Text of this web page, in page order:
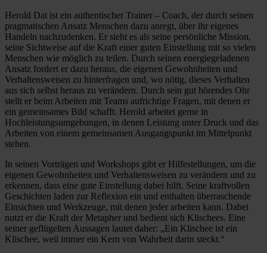
Herold Dat ist ein authentischer Trainer – Coach, der durch seinen
pragmatischen Ansatz Menschen dazu anregt, über ihr eigenes
Handeln nachzudenken. Er sieht es als seine persönliche Mission,
seine Sichtweise auf die Kraft einer guten Einstellung mit so vielen
Menschen wie möglich zu teilen. Durch seinen energiegeladenen
Ansatz fordert er dazu heraus, die eigenen Gewohnheiten und
Verhaltensweisen zu hinterfragen und, wo nötig, dieses Verhalten
aus sich selbst heraus zu verändern. Durch sein gut hörendes Ohr
stellt er beim Arbeiten mit Teams aufrichtige Fragen, mit denen er
ein gemeinsames Bild schafft. Herold arbeitet gerne in
Hochleistungsumgebungen, in denen Leistung unter Druck und das
Arbeiten von einem gemeinsamen Ausgangspunkt im Mittelpunkt
stehen.
In seinen Vorträgen und Workshops gibt er Hilfestellungen, um die
eigenen Gewohnheiten und Verhaltensweisen zu verändern und zu
erkennen, dass eine gute Einstellung dabei hilft. Seine kraftvollen
Geschichten laden zur Reflexion ein und enthalten überraschende
Einsichten und Werkzeuge, mit denen jeder arbeiten kann. Dabei
nutzt er die Kraft der Metapher und bedient sich Klischees. Eine
seiner geflügelten Aussagen lautet daher: „Ein Klischee ist ein
Klischee, weil immer ein Kern von Wahrheit darin steckt.“